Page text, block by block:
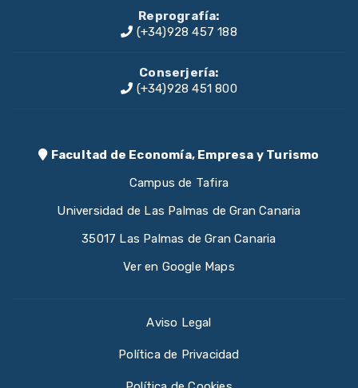
Reprografía:
(+34)928 457 188
Conserjería:
(+34)928 451 800
Facultad de Economía, Empresa y Turismo
Campus de Tafira
Universidad de Las Palmas de Gran Canaria
35017 Las Palmas de Gran Canaria
Ver en Google Maps
Aviso Legal
Política de Privacidad